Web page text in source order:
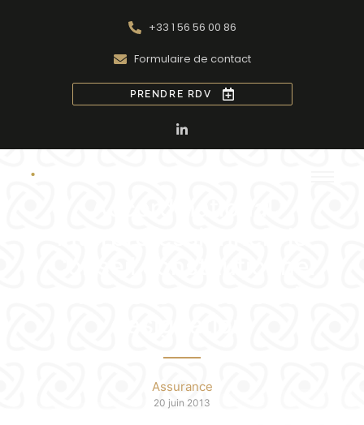
+33 1 56 56 00 86
Formulaire de contact
PRENDRE RDV
Assurance
20 juin 2013